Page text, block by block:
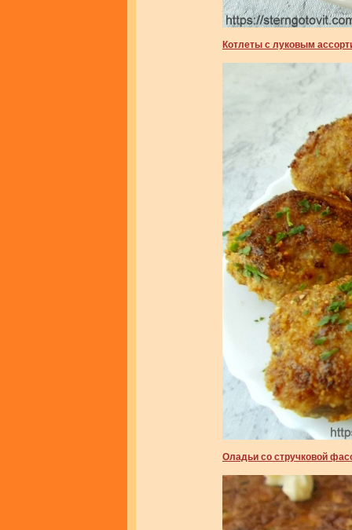
Котлеты с луковым
Оладьи со стручковой